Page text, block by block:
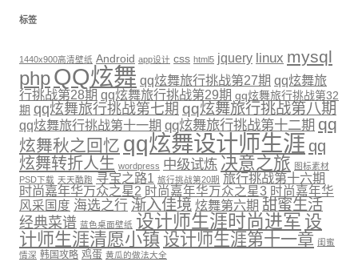
标签
1440x900高清壁纸 Android app设计 css html5 jquery linux mysql
phpQQ炫舞 qq炫舞旅行挑战第27期 qq炫舞旅
行挑战第28期 qq炫舞旅行挑战第29期 qq炫舞旅行挑战第32
期 qq炫舞旅行挑战第七期 qq炫舞旅行挑战第八期
qq炫舞旅行挑战第十一期 qq炫舞旅行挑战第十二期 qq
炫舞秋之回忆 qq炫舞设计师生涯 qq
炫舞转折人生 wordpress 中级试炼 决意之旅 图标素材
PSD下载 天天酷跑 寻宝之路1 旅行挑战第20期 旅行挑战第十六期
时尚嘉年华万众之星2 时尚嘉年华万众之星3 时尚嘉年华
风采国度 海选之行 渐入佳境 炫舞第六期 甜蜜生活
经典菜谱 蓝色桌面壁纸 设计师生涯时尚进军 设
计师生涯清愿小镇 设计师生涯第十一章 闺蜜
情深 韩国攻略 鸡蛋 黄瓜的做法大全